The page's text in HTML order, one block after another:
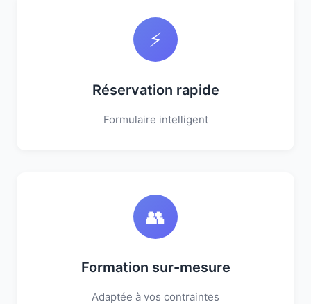
⚡
Réservation rapide
Formulaire intelligent
👥
Formation sur-mesure
Adaptée à vos contraintes